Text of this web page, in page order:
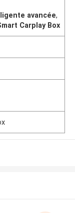
avancée,
Carplay Box